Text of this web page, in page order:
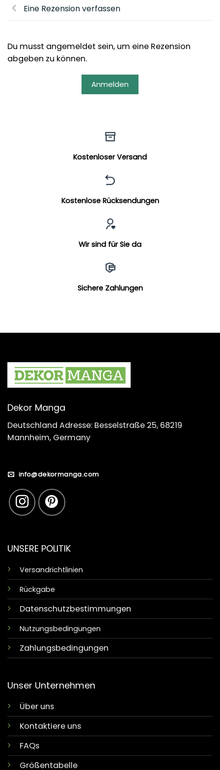
Eine Rezension verfassen
Du musst angemeldet sein, um eine Rezension
abgeben zu können.
Anmelden
Kostenloser Versand
Kostenlose Rücksendungen
Wir sind für Sie da
Sichere Zahlungen
Dekor Manga
Deutschland Adresse: Besselstraße 25, 68219
Mannheim, Germany
info@dekormanga.com
UNSERE POLITIK
Versandrichtlinien
Rückgabe
Datenschutzbestimmungen
Nutzungsbedingungen
Zahlungsbedingungen
Unser Unternehmen
Über uns
Kontaktiere uns
FAQs
Größentabelle